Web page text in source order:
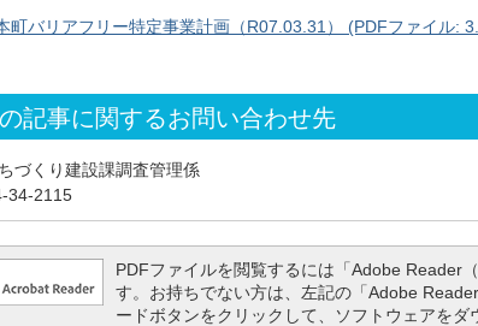
町バリアフリー特定事業計画（R07.03.31） (PDFファイル:
記事に関するお問い合わせ先
づくり建設課調査管理係
34-2115
PDFファイルを閲覧するには「Adobe Reader
す。お持ちでない方は、左記の「Adobe
ードボタンをクリックして、ソフトウェアをダ